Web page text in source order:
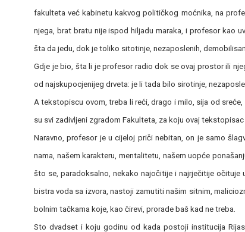
fakulteta već kabinetu kakvog političkog moćnika, na
njega, brat bratu nije ispod hiljadu maraka, i profesor kao
šta da jedu, dok je toliko sitotinje, nezaposlenih,
Gdje je bio, šta li je profesor radio dok se ovaj prostor ili
od najskupocjenijeg drveta: je li tada bilo sirotinje,
A tekstopiscu ovom, treba li reći, drago i milo, sija od
su svi zadivljeni zgradom Fakulteta, za koju ovaj
Naravno, profesor je u cijeloj priči nebitan, on je samo
nama, našem karakteru, mentalitetu, našem uopće
što se, paradoksalno, nekako najočitije i najrječitije očituje
bistra voda sa izvora, nastoji zamutiti našim sitnim,
bolnim tačkama koje, kao čirevi, prorade baš kad ne treba.
Sto dvadset i koju godinu od kada postoji institucija